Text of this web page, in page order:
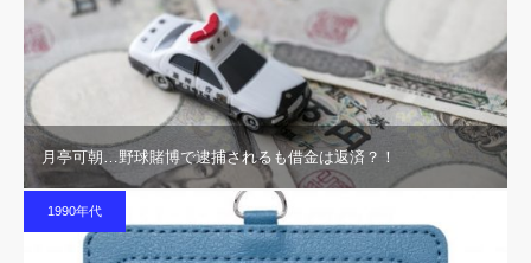
月亭可朝…野球賭博で逮捕されるも借金は返済？！
1990年代